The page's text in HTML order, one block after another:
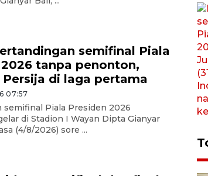
semifinal Piala
tanpa penonton,
Persija di laga pertama
07:57
semifinal Piala Presiden 2026
di Stadion I Wayan Dipta Gianyar
(4/8/2026) sore ...